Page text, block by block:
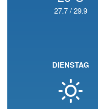
27.7/29.9
DIENSTAG